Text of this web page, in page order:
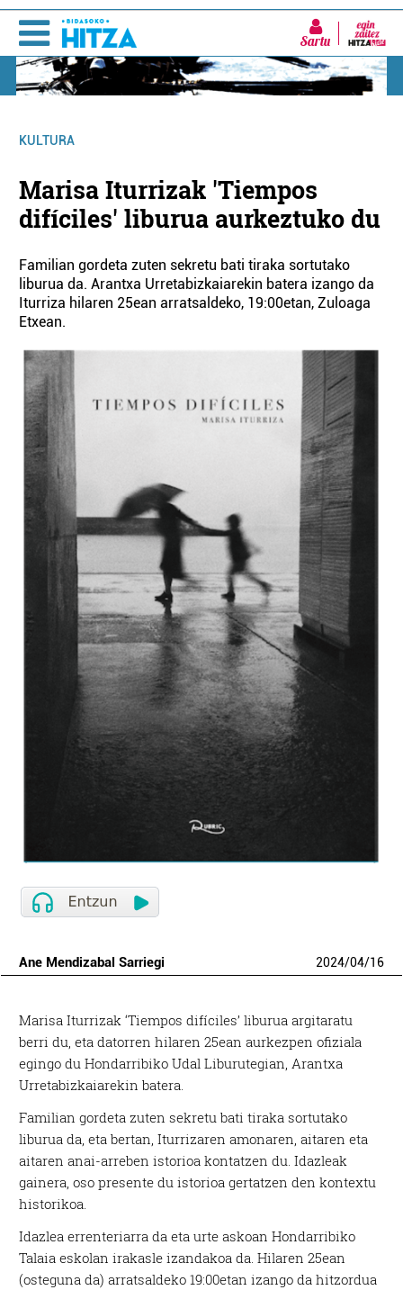
Sartu
KULTURA
Marisa Iturrizak 'Tiempos
difíciles' liburua aurkeztuko du
Familian gordeta zuten sekretu bati tiraka sortutako
liburua da. Arantxa Urretabizkaiarekin batera izango da
Iturriza hilaren 25ean arratsaldeko, 19:00etan, Zuloaga
Etxean.
Ane Mendizabal Sarriegi 2024/04/16
Marisa Iturrizak ‘Tiempos difíciles’ liburua argitaratu
berri du, eta datorren hilaren 25ean aurkezpen ofiziala
egingo du Hondarribiko Udal Liburutegian, Arantxa
Urretabizkaiarekin batera.
Familian gordeta zuten sekretu bati tiraka sortutako
liburua da, eta bertan, Iturrizaren amonaren, aitaren eta
aitaren anai-arreben istorioa kontatzen du. Idazleak
gainera, oso presente du istorioa gertatzen den kontextu
historikoa.
Idazlea errenteriarra da eta urte askoan Hondarribiko
Talaia eskolan irakasle izandakoa da. Hilaren 25ean
(osteguna da) arratsaldeko 19:00etan izango da hitzordua